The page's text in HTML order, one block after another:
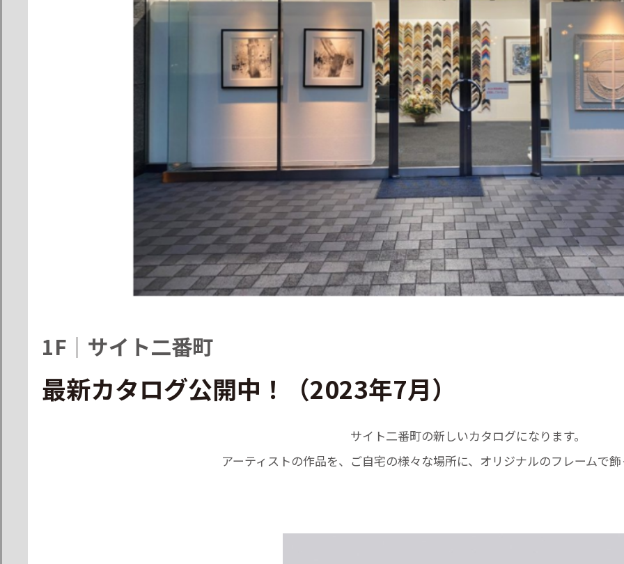
1F ｜ サイト二番町
最新カタログ公開中！（2023年7月）
サイト二番町の新しいカタログになります。
アーティストの作品を、ご自宅の様々な場所に、オリジナルのフレームで